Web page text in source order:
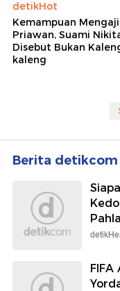
detikHot
Kemampuan
Priawan, Suami
Disebut Bukan
kaleng
Berita detikcom